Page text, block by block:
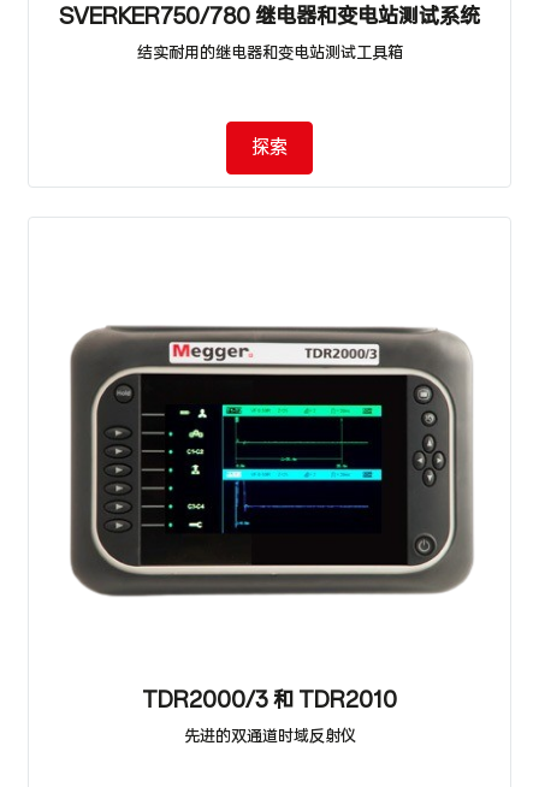
SVERKER750/780 继电器和变电站测试系统
结实耐用的继电器和变电站测试工具箱
探索
TDR2000/3 和 TDR2010
先进的双通道时域反射仪